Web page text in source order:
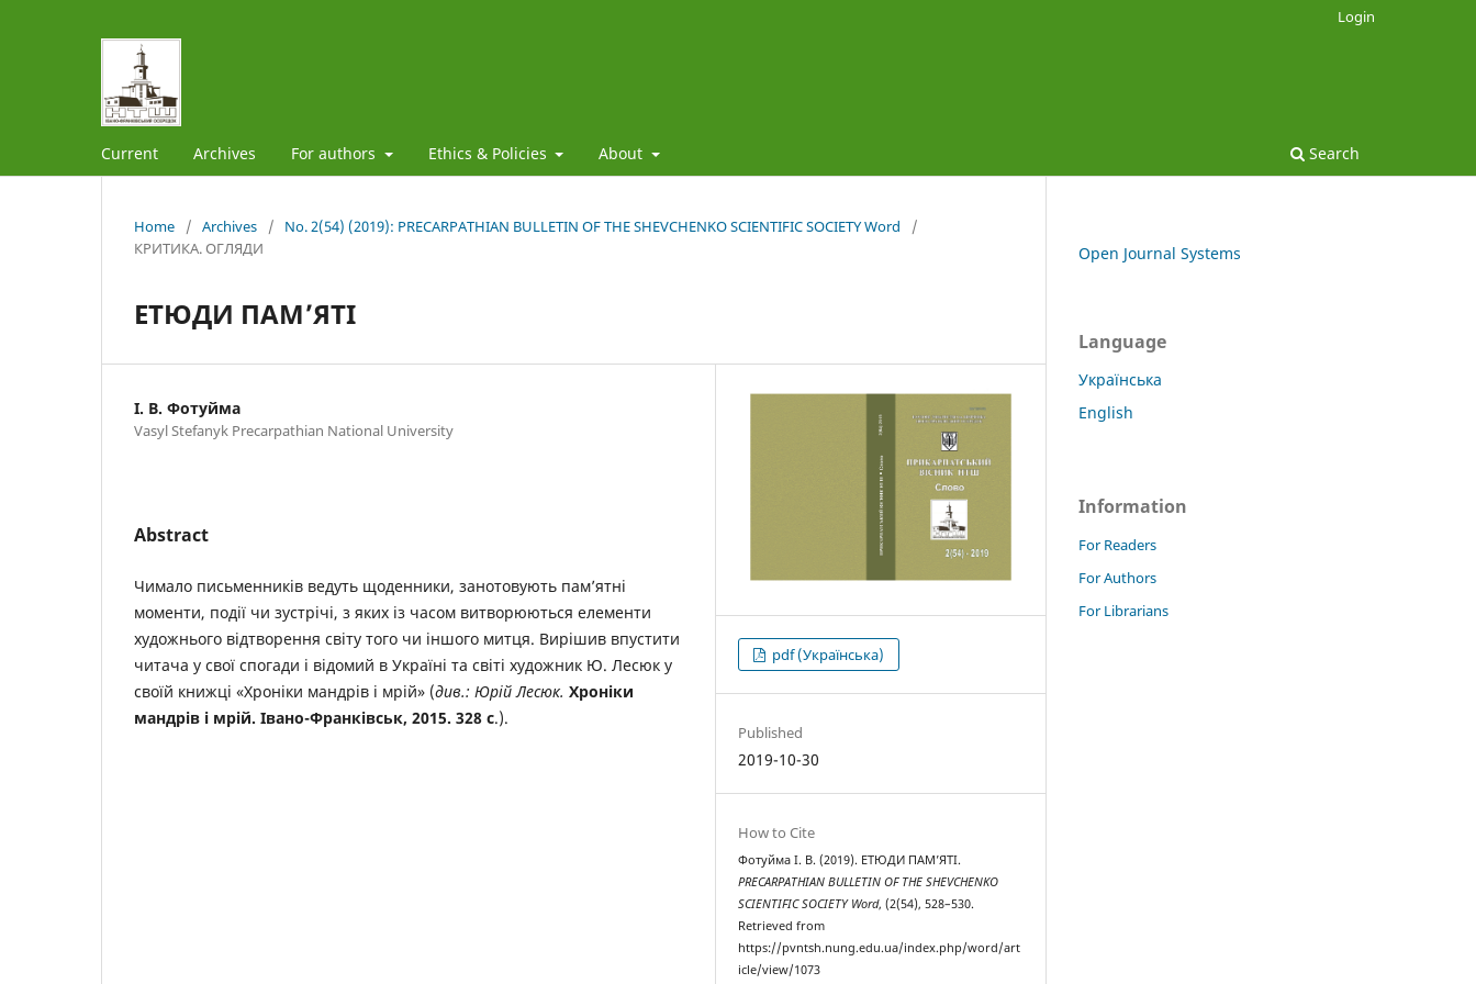
Current Archives For authors Ethics & Policies About Search
Login
Home / Archives / No. 2(54) (2019): PRECARPATHIAN BULLETIN OF THE SHEVCHENKO SCIENTIFIC SOCIETY Word
/
КРИТИКА. ОГЛЯДИ
ЕТЮДИ ПАМ’ЯТІ
I. B. Фотуйма
Vasyl Stefanyk Precarpathian National University
Abstract
Чимало письменників ведуть щоденники, занотовують пам’ятні
моменти, події чи зустрічі, з яких із часом витворюються елементи
художнього відтворення світу того чи іншого митця. Вирішив впустити
читача у свої спогади і відомий в Україні та світі художник Ю. Лесюк у
своїй книжці «Хроніки мандрів і мрій» (див.: Юрій Лесюк. Хроніки
мандрів і мрій. Івано-Франківськ, 2015. 328 с.).
pdf (Українська)
Published
2019-10-30
How to Cite
Фотуйма I. B. (2019). ЕТЮДИ ПАМ’ЯТІ.
PRECARPATHIAN BULLETIN OF THE SHEVCHENKO
SCIENTIFIC SOCIETY Word, (2(54), 528–530.
Retrieved from
https://pvntsh.nung.edu.ua/index.php/word/art
icle/view/1073
Open Journal Systems
Language
Українська
English
Information
For Readers
For Authors
For Librarians